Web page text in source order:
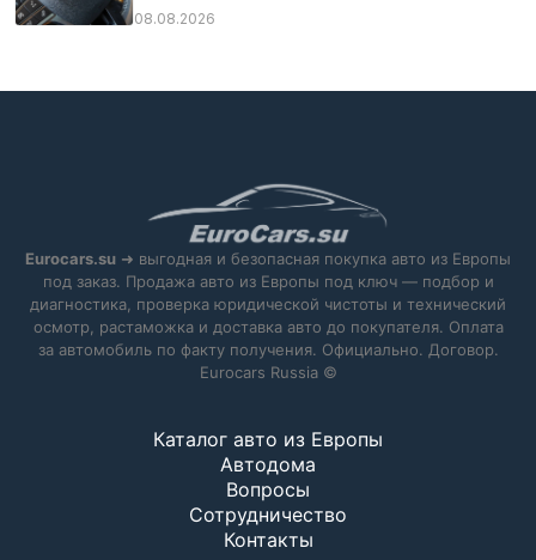
08.08.2026
Eurocars.su ➜ выгодная и безопасная покупка авто из Европы
под заказ. Продажа авто из Европы под ключ — подбор и
диагностика, проверка юридической чистоты и технический
осмотр, растаможка и доставка авто до покупателя. Оплата
за автомобиль по факту получения. Официально. Договор.
Eurocars Russia ©
Каталог авто из Европы
Автодома
Вопросы
Сотрудничество
Контакты